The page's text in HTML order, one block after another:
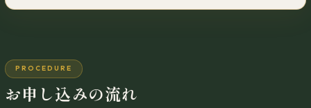
PROCEDURE
お申し込みの流れ